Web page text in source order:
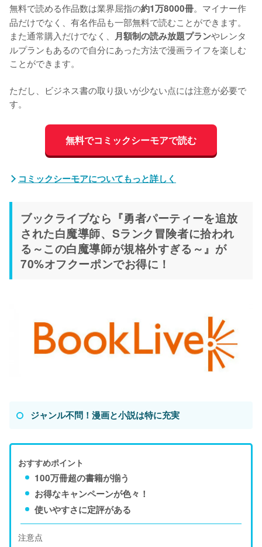
無料で読める作品数は業界屈指の約1万8000冊。マイナー作
品だけでなく、有名作品も一部無料で読むことができます。
また通常購入だけでなく、 月額制の読み放題プランやレンタ
ルプランもあるので自分にあった方法で漫画ライフを楽しむ
ことができます。
ただし、ビジネス書の取り扱いが少ない点には注意が必要で
す。
無料でコミックシーモアで読む
コミックシーモアについてもっと詳しく
ブックライブなら『勇者パーティーを追放
された白魔導師、Sランク冒険者に拾われ
る～この白魔導師が規格外すぎる～』が
70%オフクーポンでお得に！
ジャンル不問！漫画と小説は特に充実
おすすめポイント
100万冊超の書籍が揃う
お得なキャンペーンが色々！
使いやすさに定評がある
注意点